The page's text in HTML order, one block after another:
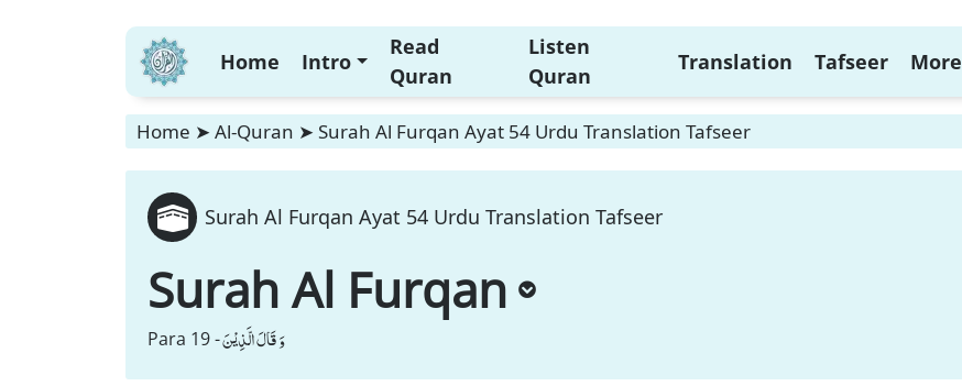
Home Intro
Read
Quran
Listen
Quran
Translation Tafseer More
Home ➤ Al-Quran ➤ Surah Al Furqan Ayat 54 Urdu Translation Tafseer
Surah Al Furqan Ayat 54 Urdu Translation Tafseer
Surah Al Furqan
Para 19 -وَ قَالَ الَّذِیْنَ